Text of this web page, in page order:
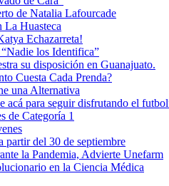
de Natalia Lafourcade
La Huasteca
Echazarreta!
los Identifica”
su disposición en Guanajuato.
Cuesta Cada Prenda?
una Alternativa
acá para seguir disfrutando el
de Categoría 1
partir del 30 de septiembre
la Pandemia, Advierte Unefarm
en la Ciencia Médica